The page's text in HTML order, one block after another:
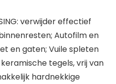
verwijder effectief
Autofilm en
en gaten; Vuile spleten
tegels, vrij van
hardnekkige